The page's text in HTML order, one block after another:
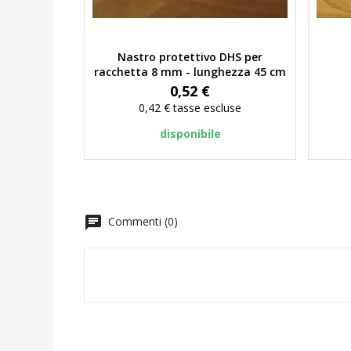
Anteprima
Nastro protettivo DHS per
racchetta 8 mm - lunghezza 45 cm
Prezzo
0,52 €
0,42 €tasse escluse
disponibile
chat Commenti (0)